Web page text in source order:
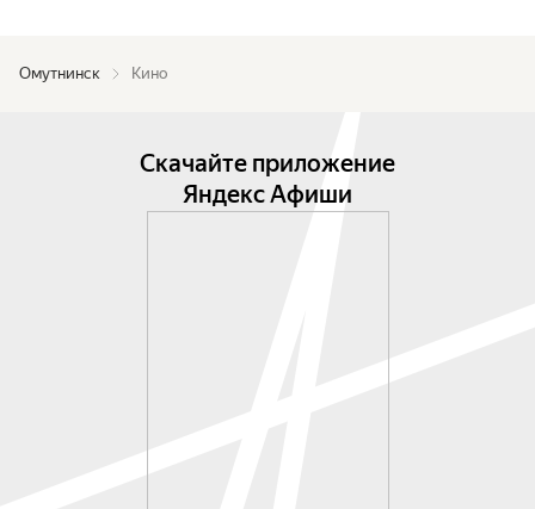
Омутнинск Кино
Скачайте приложение
Яндекс Афиши